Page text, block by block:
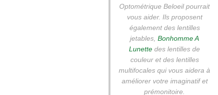
Optométrique Beloeil pourrait
vous aider. Ils proposent
également des lentilles
jetables,Bonhomme A
Lunette des lentilles de
couleur et des lentilles
multifocales qui vous aidera à
améliorer votre imaginatif et
prémonitoire.